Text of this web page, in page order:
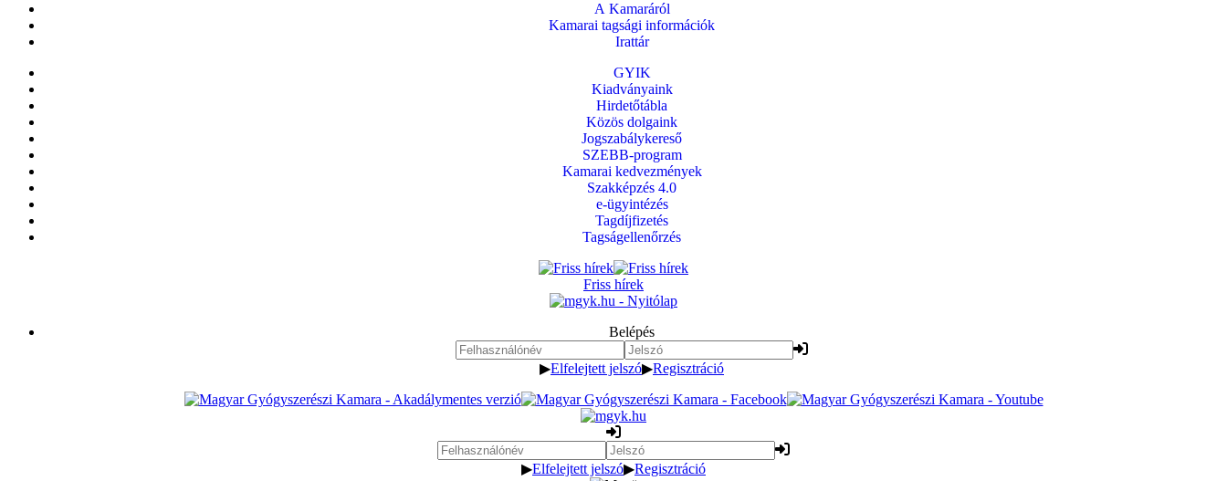
A Kamaráról
Kamarai tagsági információk
Irattár
GYIK
Kiadványaink
Hirdetőtábla
Közös dolgaink
Jogszabálykereső
SZEBB-program
Kamarai kedvezmények
Szakképzés 4.0
e-ügyintézés
Tagdíjfizetés
Tagságellenőrzés
Friss hírek
Belépés
▶Elfelejtett jelszó▶Regisztráció
▶Elfelejtett jelszó▶Regisztráció